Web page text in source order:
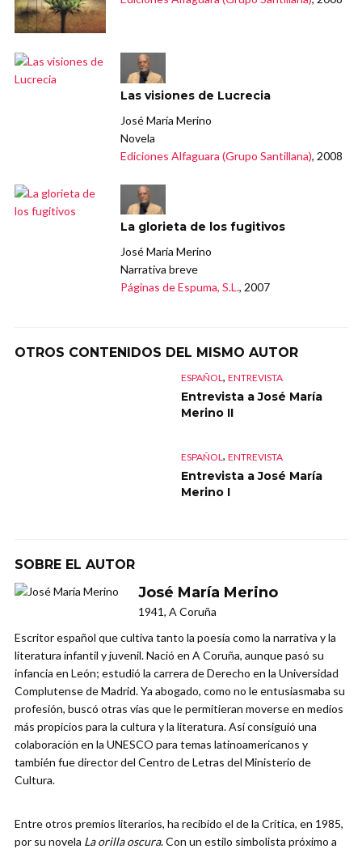
Las visiones de Lucrecia
José María Merino
Novela
Ediciones Alfaguara (Grupo Santillana), 2008
La glorieta de los fugitivos
José María Merino
Narrativa breve
Páginas de Espuma, S.L., 2007
OTROS CONTENIDOS DEL MISMO AUTOR
ESPAÑOL, ENTREVISTA
Entrevista a José María
Merino II
ESPAÑOL , ENTREVISTA
Entrevista a José María
Merino I
SOBRE EL AUTOR
José María Merino
1941, A Coruña
Escritor español que cultiva tanto la poesía como la narrativa y la
literatura infantil y juvenil. Nació en A Coruña, aunque pasó su
infancia en León; estudió la carrera de Derecho en la Universidad
Complutense de Madrid. Ya abogado, como no le entusiasmaba su
profesión, buscó otras vías que le permitieran moverse en medios
más propicios para la cultura y la literatura. Así consiguió una
colaboración en la UNESCO para temas latinoamericanos y
también fue director del Centro de Letras del Ministerio de
Cultura.
Entre otros premios literarios, ha recibido el de la Crítica, en 1985,
por su novela La orilla oscura. Con un estilo simbolista próximo a